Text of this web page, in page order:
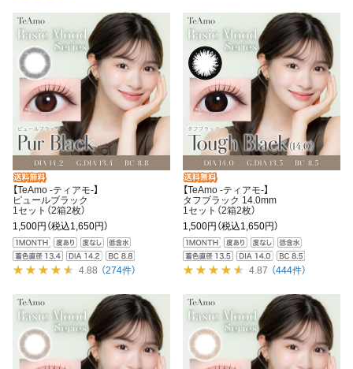
【TeAmo -ティアモ-】
ピュールブラック
1セット（2箱2枚）
1,500円 （税込1,650円）
4.88 （274件）
【TeAmo -ティアモ-】
タフブラック 14.0mm
1セット（2箱2枚）
1,500円 （税込1,650円）
4.87 （444件）